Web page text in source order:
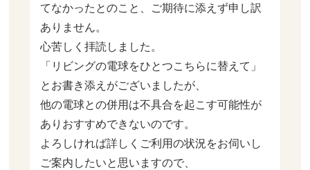
てなかったとのこと、ご期待に添えず申し訳
ありません。
心苦しく拝読しました。
「リビングの電球をひとつこちらに替えて」
とお書き添えがございましたが、
他の電球との併用は不具合を起こす可能性が
ありおすすめできないのです。
よろしければ詳しくご利用の状況をお伺いし
ご案内したいと思いますので、